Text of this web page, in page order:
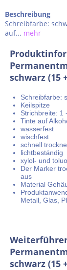
Beschreibung
Schreibfarbe:
auf... mehr
schwarz (15
Schreibfarbe:
Keilspitze
Strichbreite: 1
Tinte auf
wasserfest
wischfest
schnell
lichtbeständig
xylol- und
Der Marker
aus
Material
Metall, Glas,
schwarz (15